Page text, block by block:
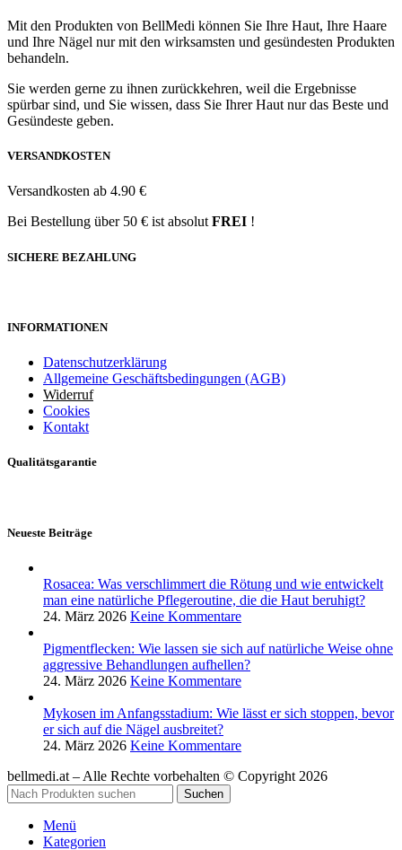
Mit den Produkten von BellMedi können Sie Ihre Haut, Ihre Haare
und Ihre Nägel nur mit den wirksamsten und gesündesten Produkten
behandeln.
Sie werden gerne zu ihnen zurückkehren, weil die Ergebnisse
spürbar sind, und Sie wissen, dass Sie Ihrer Haut nur das Beste und
Gesündeste geben.
VERSANDKOSTEN
Versandkosten ab 4.90 €
Bei Bestellung über 50 € ist absolutFREI !
SICHERE BEZAHLUNG
INFORMATIONEN
Datenschutzerklärung
Allgemeine Geschäftsbedingungen (AGB)
Widerruf
Cookies
Kontakt
Qualitätsgarantie
Neueste Beiträge
Rosacea: Was verschlimmert die Rötung und wie entwickelt
man eine natürliche Pflegeroutine, die die Haut beruhigt?
24. März 2026 Keine Kommentare
Pigmentflecken: Wie lassen sie sich auf natürliche Weise ohne
aggressive Behandlungen aufhellen?
24. März 2026 Keine Kommentare
Mykosen im Anfangsstadium: Wie lässt er sich stoppen, bevor
er sich auf die Nägel ausbreitet?
24. März 2026 Keine Kommentare
bellmedi.at – Alle Rechte vorbehalten © Copyright 2026
Suchen
Menü
Kategorien